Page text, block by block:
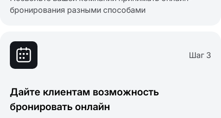
бронирования разными способами
Шаг 3
Дайте клиентам возможность
бронировать онлайн